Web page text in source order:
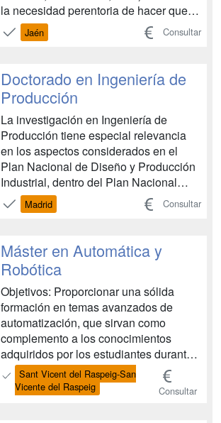
la necesidad perentoria de hacer que el
desarrollo sostenible sea una realidad
omnipresente en los próximos años. Se
debe tener en cuenta, tanto el
aprovechamiento de fuentes primaria...
Jaén Consultar
Doctorado en Ingeniería de
Producción
La investigación en Ingeniería de
Producción tiene especial relevancia
en los aspectos considerados en el
Plan Nacional de Diseño y Producción
Industrial, dentro del Plan Nacional
I+D+i. En este contexto y dentro de las
grandes Áreas de Ingeniería Industrial y
aparejado el Título Oficial de
Doctorado, de acue...
Madrid Consultar
Máster en Automática y
Robótica
Objetivos: Proporcionar una sólida
formación en temas avanzados de
automatización, que sirvan como
complemento a los conocimientos
adquiridos por los estudiantes durante
el título de Grado y les prepare tanto
para iniciarse en la investigación
científica como para desarrollarse en
Sant Vicent del Raspeig-San
Vicente del Raspeig
Consultar